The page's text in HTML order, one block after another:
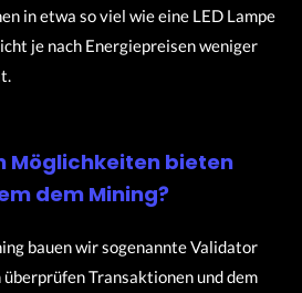
in etwa so viel wie eine LED Lampe
je nach Energiepreisen weniger
Möglichkeiten bieten
dem Mining?
bauen wir sogenannte Validator
überprüfen Transaktionen und dem